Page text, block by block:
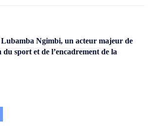
Ngimbi, un acteur majeur de
sport et de l’encadrement de la